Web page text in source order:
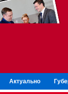
Актуально